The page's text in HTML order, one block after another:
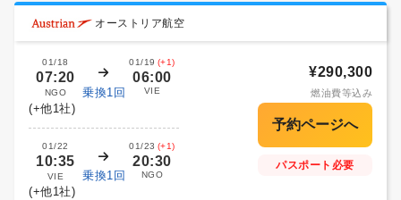
オーストリア航空
01/18
07:20
NGO 乗換1回
01/19 (+1)
06:00
VIE
(+他1社)
01/22
10:35
VIE 乗換1回
01/23 (+1)
20:30
NGO
(+他1社)
¥290,300
燃油費等込み
パスポート必要